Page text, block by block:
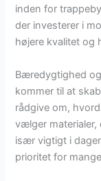
inden for
der investerer i
højere kvalitet og
Bæredygtighed
kommer til at
rådgive om,
vælger materialer,
især vigtigt i
prioritet for